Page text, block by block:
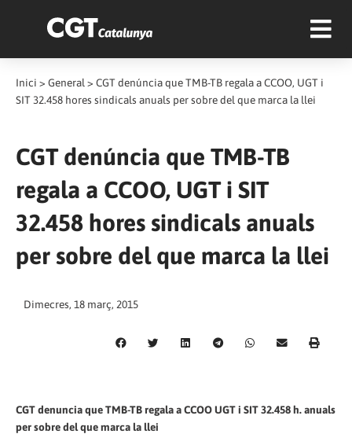
Inici > General > CGT denúncia que TMB-TB regala a CCOO, UGT i
SIT 32.458 hores sindicals anuals per sobre del que marca la llei
CGT denúncia que TMB-TB
regala a CCOO, UGT i SIT
32.458 hores sindicals anuals
per sobre del que marca la llei
Dimecres, 18 març, 2015
CGT denuncia que TMB-TB regala a CCOO UGT i SIT 32.458 h. anuals
per sobre del que marca la llei